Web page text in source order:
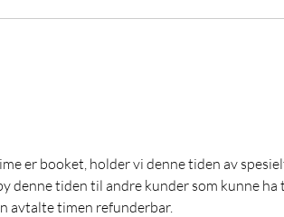
er booket, holder vi denne tiden av
denne tiden til andre kunder som kunne ha
avtalte timen refunderbar.